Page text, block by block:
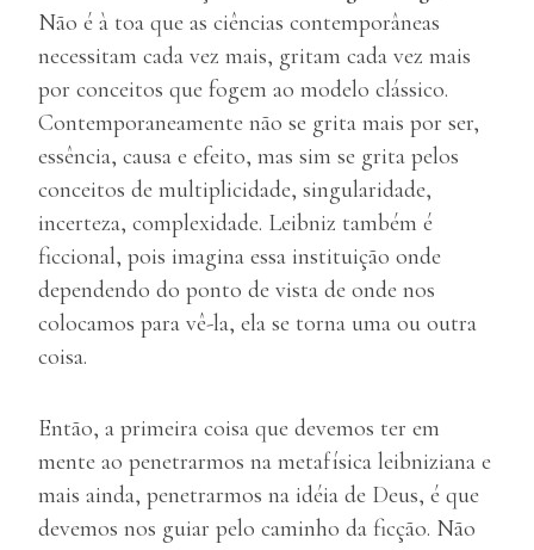
Não é à toa que as ciências contemporâneas
necessitam cada vez mais, gritam cada vez mais
por conceitos que fogem ao modelo clássico.
Contemporaneamente não se grita mais por ser,
essência, causa e efeito, mas sim se grita pelos
conceitos de multiplicidade, singularidade,
incerteza, complexidade. Leibniz também é
ficcional, pois imagina essa instituição onde
dependendo do ponto de vista de onde nos
colocamos para vê-la, ela se torna uma ou outra
coisa.
Então, a primeira coisa que devemos ter em
mente ao penetrarmos na metafísica leibniziana e
mais ainda, penetrarmos na idéia de Deus, é que
devemos nos guiar pelo caminho da ficção. Não